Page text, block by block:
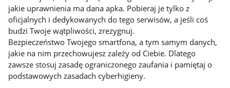
jakie uprawnienia ma dana apka. Pobieraj je tylko z
oficjalnych i dedykowanych do tego serwisów, a jeśli coś
budzi Twoje wątpliwości, zrezygnuj.
Bezpieczeństwo Twojego smartfona, a tym samym danych,
jakie na nim przechowujesz zależy od Ciebie. Dlatego
zawsze stosuj zasadę ograniczonego zaufania i pamiętaj o
podstawowych zasadach cyberhigieny.